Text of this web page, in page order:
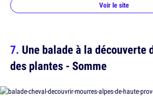
Voir le site
Une balade à la découverte
des plantes - Somme